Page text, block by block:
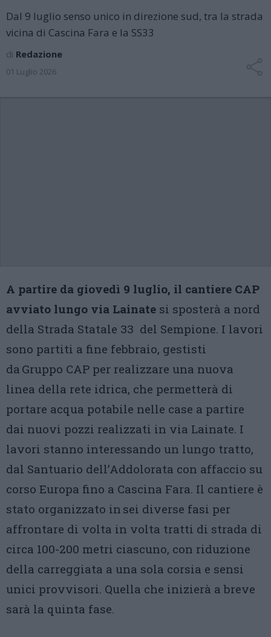
Dal 9 luglio senso unico in direzione sud, tra la strada
vicina di Cascina Fara e la SS33
di Redazione
01 Luglio 2026
A partire da giovedì 9 luglio, il cantiere CAP
avviato lungo via Lainate si sposterà a nord
della Strada Statale 33 del Sempione. I lavori
sono partiti a fine febbraio, gestisti
da Gruppo CAP per realizzare una nuova
linea della rete idrica, che permetterà di
portare acqua potabile nelle case a partire
dai nuovi pozzi realizzati in via Lainate. I
lavori stanno interessando un lungo tratto,
dal Santuario dell’Addolorata con affaccio su
corso Europa fino a Cascina Fara. Il cantiere è
stato organizzato in sei diverse fasi per
affrontare di volta in volta tratti di strada di
circa 100-200 metri ciascuno, con riduzione
della carreggiata a una sola corsia e sensi
unici provvisori. Quella che inizierà a breve
sarà la quinta fase.